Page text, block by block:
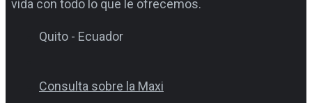
vida con todo lo que le ofrecemos.
Quito - Ecuador
Consulta sobre la Maxi